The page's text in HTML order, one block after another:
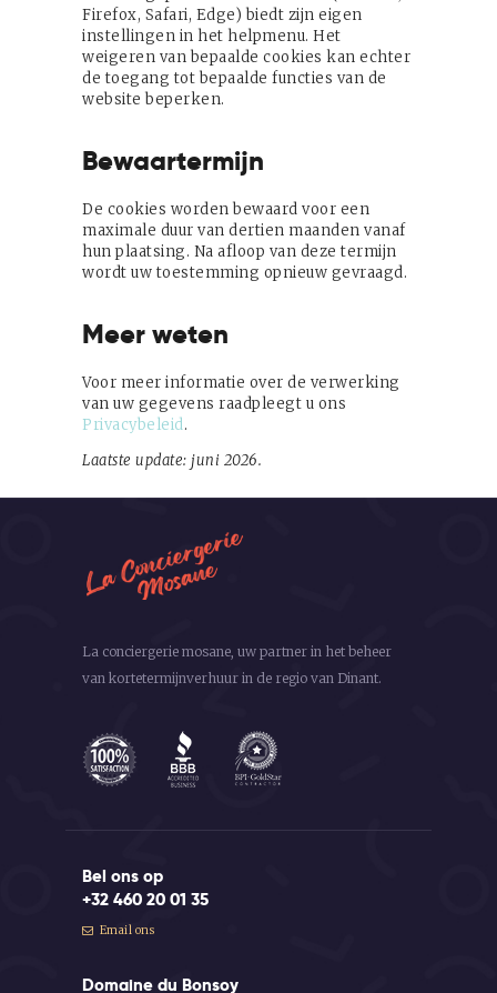
Firefox, Safari, Edge) biedt zijn eigen
instellingen in het helpmenu. Het
weigeren van bepaalde cookies kan echter
de toegang tot bepaalde functies van de
website beperken.
Bewaartermijn
De cookies worden bewaard voor een
maximale duur van dertien maanden vanaf
hun plaatsing. Na afloop van deze termijn
wordt uw toestemming opnieuw gevraagd.
Meer weten
Voor meer informatie over de verwerking
van uw gegevens raadpleegt u ons
Privacybeleid.
Laatste update: juni 2026.
La conciergerie mosane, uw partner in het beheer
van kortetermijnverhuur in de regio van Dinant.
Bel ons op
+32 460 20 01 35
Email ons
Domaine du Bonsoy